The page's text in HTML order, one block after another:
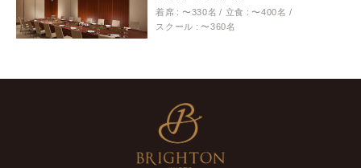
着席 : 〜330名 立食 : 〜400名
スクール : 〜360名